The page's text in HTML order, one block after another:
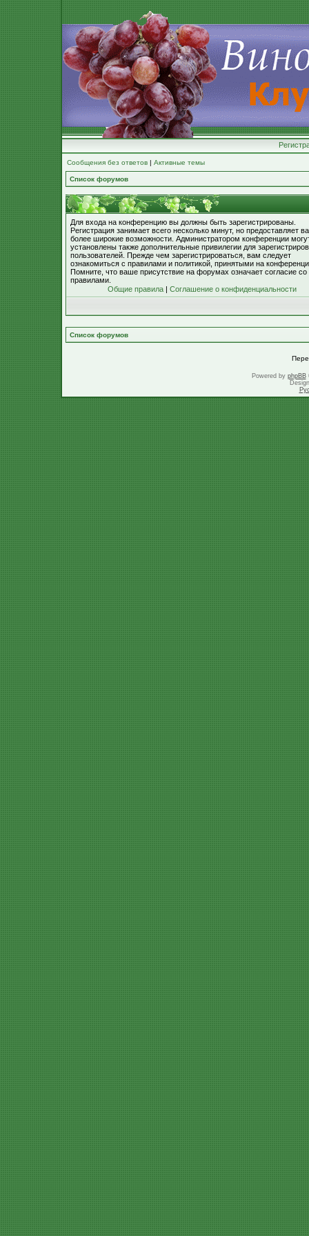
Сообщения без ответов | Активные темы
Список форумов
Для входа на конференцию вы должны быть зарегистрированы.
Регистрация занимает всего несколько минут, но предоставляет
более широкие возможности. Администратором конференции
установлены также дополнительные привилегии для
пользователей. Прежде чем зарегистрироваться, вам следует
ознакомиться с правилами и политикой, принятыми на
Помните, что ваше присутствие на форумах означает согласие со
правилами.
Общие правила | Соглашение о конфиденциальности
Список форумов
Powered by phpBB